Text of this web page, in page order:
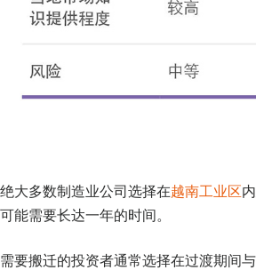
绝大多数制造业公司选择在越南工业区
可能需要长达一年的时间。
需要搬迁的投资者通常选择在过渡期间